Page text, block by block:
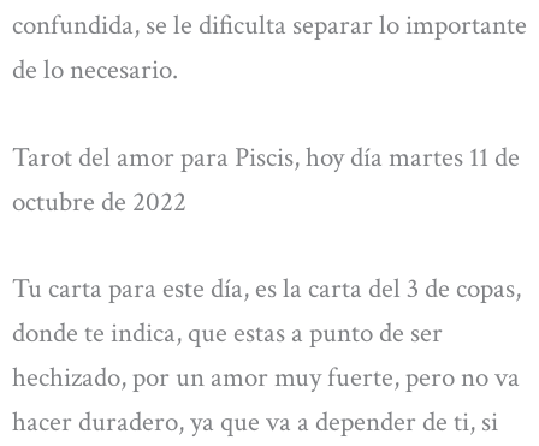
confundida, se le dificulta separar lo importante
de lo necesario.
Tarot del amor para Piscis, hoy día martes 11 de
octubre de 2022
Tu carta para este día, es la carta del 3 de copas,
donde te indica, que estas a punto de ser
hechizado, por un amor muy fuerte, pero no va
hacer duradero, ya que va a depender de ti, si